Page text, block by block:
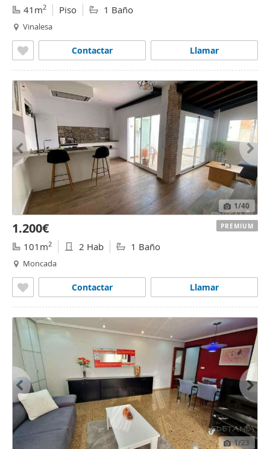
41m2 Piso 1 Baño
Vinalesa
Llamar
Contactar
1/40
1.200€
101m2 2 Hab 1 Baño
Moncada
Llamar
Contactar
PREMIUM
1/23